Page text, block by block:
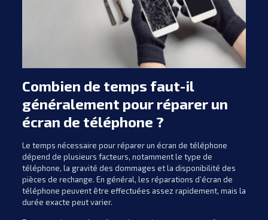
Combien de temps faut-il
généralement pour réparer un
écran de téléphone ?
Le temps nécessaire pour réparer un écran de téléphone
dépend de plusieurs facteurs, notamment le type de
téléphone, la gravité des dommages et la disponibilité des
pièces de rechange. En général, les réparations d’écran de
téléphone peuvent être effectuées assez rapidement, mais la
durée exacte peut varier.